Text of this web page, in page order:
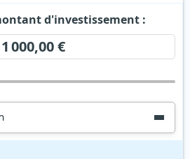
d'investissement :
1 000,00 €